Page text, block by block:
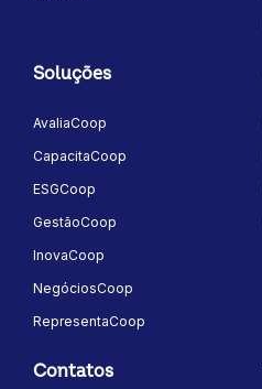
Soluções
AvaliaCoop
CapacitaCoop
ESGCoop
GestãoCoop
InovaCoop
NegóciosCoop
RepresentaCoop
Contatos